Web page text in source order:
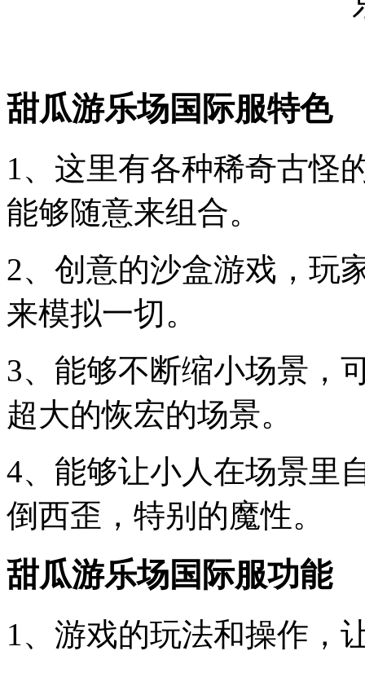
甜瓜游乐场国际服特色
1、这里有各种稀奇古怪
能够随意来组合。
2、创意的沙盒游戏，玩
来模拟一切。
3、能够不断缩小场景，
超大的恢宏的场景。
4、能够让小人在场景里
倒西歪，特别的魔性。
甜瓜游乐场国际服功能
1、游戏的玩法和操作，